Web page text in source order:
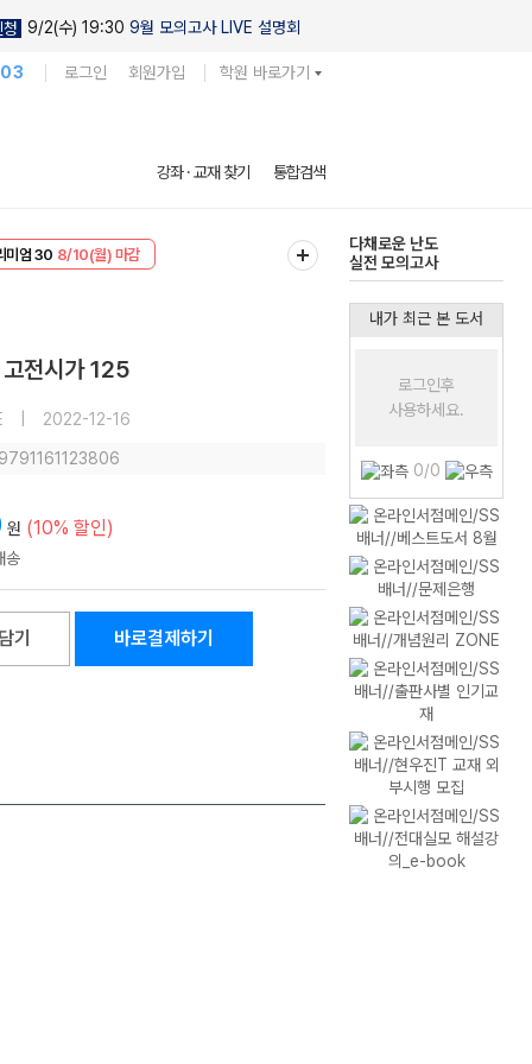
청 9/2(수) 19:30 9월 모의고사 LIVE 설명회
로그인 회원가입 학원 바로가기
강좌 · 교재 찾기 통합검색
미엄 30 8/10(월) 마감
다채로운 난도
실전 모의고사
전시가 125
2022-12-16
원 (10% 할인)
기 바로결제하기
내가 최근 본 도서
로그인후
사용하세요.
0/0